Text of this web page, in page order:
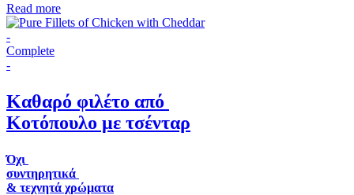
Read more
-
Complete
-
Καθαρό φιλέτο από
Κοτόπουλο με τσένταρ
Όχι
συντηρητικά
& τεχνητά χρώματα